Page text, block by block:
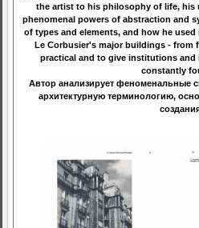
the artist to his philosophy of life, his
phenomenal powers of abstraction and
of types and elements, and how he
Le Corbusier's major buildings - from
practical and to give institutions
constantly
Автор анализирует феноменальные
архитектурную терминологию,